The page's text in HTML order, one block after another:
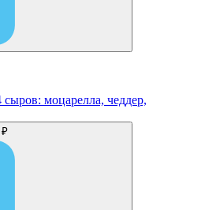
моцарелла, чеддер,
₽